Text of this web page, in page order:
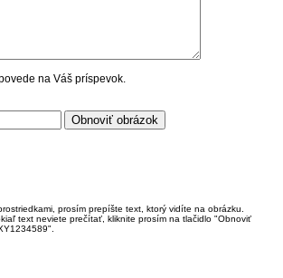
na Váš príspevok.
prosím prepíšte text, ktorý vidíte na obrázku.
text neviete prečítať, kliknite prosím na tlačidlo "Obnoviť